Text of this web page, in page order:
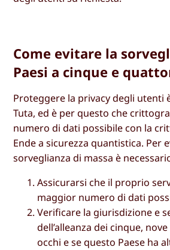
Come evitare la
Paesi a cinque e
Proteggere la privacy degli utenti
Tuta, ed è per questo che
numero di dati possibile con la
Ende a sicurezza quantistica. Per
sorveglianza di massa è
Assicurarsi che il proprio
maggior numero di dati
Verificare la giurisdizione e
dell’alleanza dei cinque,
occhi e se questo Paese ha